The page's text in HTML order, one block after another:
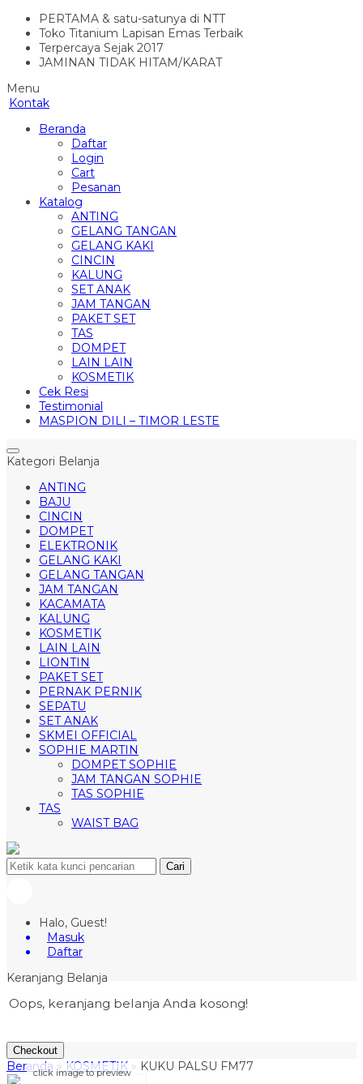
PERTAMA & satu-satunya di NTT
Toko Titanium Lapisan Emas Terbaik
Terpercaya Sejak 2017
JAMINAN TIDAK HITAM/KARAT
Menu
Kontak
Beranda
Daftar
Login
Cart
Pesanan
Katalog
ANTING
GELANG TANGAN
GELANG KAKI
CINCIN
KALUNG
SET ANAK
JAM TANGAN
PAKET SET
TAS
DOMPET
LAIN LAIN
KOSMETIK
Cek Resi
Testimonial
MASPION DILI – TIMOR LESTE
Kategori Belanja
ANTING
BAJU
CINCIN
DOMPET
ELEKTRONIK
GELANG KAKI
GELANG TANGAN
JAM TANGAN
KACAMATA
KALUNG
KOSMETIK
LAIN LAIN
LIONTIN
PAKET SET
PERNAK PERNIK
SEPATU
SET ANAK
SKMEI OFFICIAL
SOPHIE MARTIN
DOMPET SOPHIE
JAM TANGAN SOPHIE
TAS SOPHIE
TAS
WAIST BAG
Cari
Halo, Guest!
Masuk
Daftar
Keranjang Belanja
Oops, keranjang belanja Anda kosong!
Checkout
Beranda » KOSMETIK » KUKU PALSU FM77
click image to preview